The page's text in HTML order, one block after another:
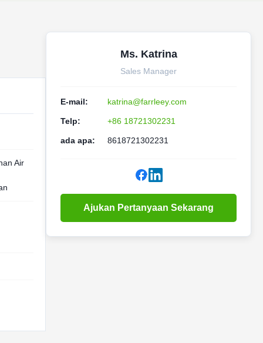
Air
Ms. Katrina
Sales Manager
E-mail: katrina@farrleey.com
Telp: +86 18721302231
ada apa: 8618721302231
Ajukan Pertanyaan Sekarang